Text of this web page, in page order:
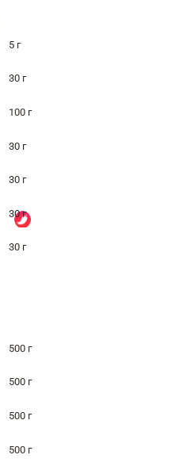
5 г
30 г
100 г
30 г
30 г
30 г
30 г
500 г
500 г
500 г
500 г